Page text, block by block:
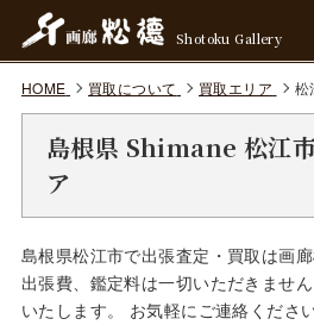
Shotoku Gallery
HOME 買取について 買取エリア 松
島根県 Shimane 松江
ア
島根県松江市で出張査定・買取は画
出張費、鑑定料は一切いただきませ
いたします。 お気軽にご連絡ください